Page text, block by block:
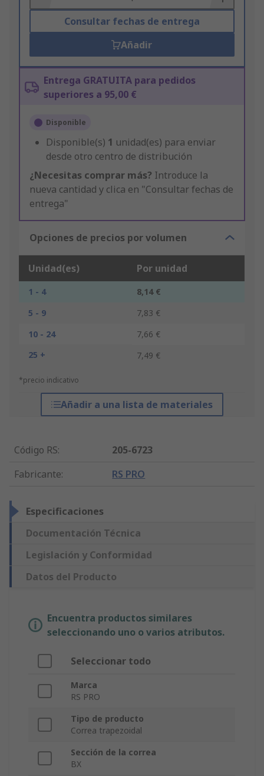
Consultar fechas de entrega
Añadir
Entrega GRATUITA para pedidos
superiores a 95,00 €
Disponible
Disponible(s) 1 unidad(es) para enviar
desde otro centro de distribución
¿Necesitas comprar más? Introduce la
nueva cantidad y clica en "Consultar fechas de
entrega"
Opciones de precios por volumen
Unidad(es) Por unidad
1 - 4
8,14 €
5 - 9
7,83 €
10 - 24
7,66 €
25 +
7,49 €
*precio indicativo
Añadir a una lista de materiales
Código RS:
205-6723
Fabricante: RS PRO
Especificaciones
Documentación Técnica
Legislación y Conformidad
Datos del Producto
Encuentra productos similares
seleccionando uno o varios atributos.
Seleccionar todo
Marca
RS PRO
Tipo de producto
Correa trapezoidal
Sección de la correa
BX